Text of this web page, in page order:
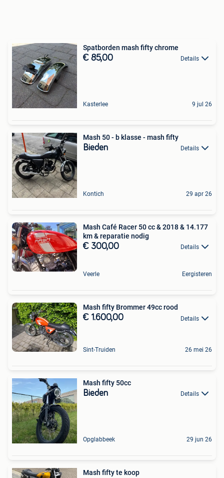
Spatborden mash fifty chrome
€ 85,00 Details
Kasterlee 9 jul 26
Mash 50 - b klasse - mash fifty
Bieden Details
Kontich 29 apr 26
Mash Café Racer 50 cc & 2018 & 14.177
km & reparatie nodig
€ 300,00 Details
Veerle Eergisteren
Mash fifty Brommer 49cc rood
€ 1.600,00 Details
Sint-Truiden 26 mei 26
Mash fifty 50cc
Bieden Details
Opglabbeek 29 jun 26
Mash fifty te koop